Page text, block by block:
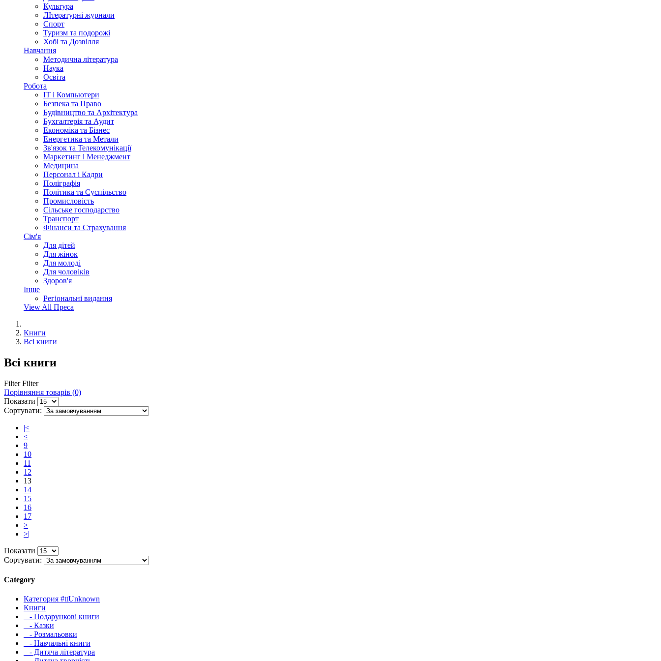
Культура
ЛІтературні журнали
Спорт
Туризм та подорожі
Хобі та Дозвілля
Навчання
Методична література
Наука
Освіта
Робота
IT і Компьютери
Безпека та Право
Будівництво та Архітектура
Бухгалтерія та Аудит
Економіка та Бізнес
Енергетика та Метали
Зв'язок та Телекомунікації
Маркетинг і Менеджмент
Медицина
Персонал і Кадри
Поліграфія
Політика та Суспільство
Промисловість
Сільське господарство
Транспорт
Фінанси та Страхування
Сім'я
Для дітей
Для жінок
Для молоді
Для чоловіків
Здоров'я
Інше
Регіональні видання
View All Преса
Книги
Всі книги
Всі книги
Filter Filter
Порівняння товарів (0)
Показати
Сортувати:
|<
<
9
10
11
12
13
14
15
16
17
>
>|
Показати
Сортувати:
Category
Категория #ttUnknown
Книги
- Подарункові книги
- Казки
- Розмальовки
- Навчальні книги
- Дитяча література